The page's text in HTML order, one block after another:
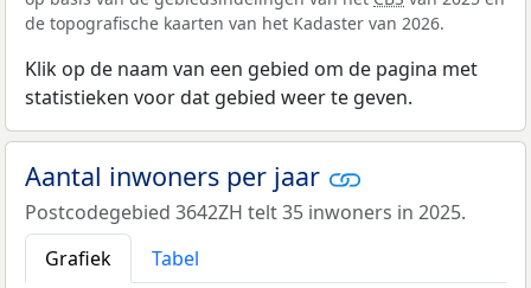
de topografische kaarten van het Kadaster van 2026.
Klik op de naam van een gebied om de pagina met
statistieken voor dat gebied weer te geven.
Aantal inwoners per jaar
Postcodegebied 3642ZH telt 35 inwoners in 2025.
Grafiek
Tabel